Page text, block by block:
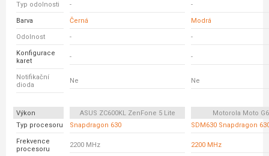
Typ odolnosti - -
Barva Černá Modrá
Odolnost - -
Konfigurace
karet
- -
Notifikační
dioda
Ne Ne
Výkon ASUS ZC600KL ZenFone 5 Lite
Motorola Moto
Typ procesoru
Snapdragon 630 SDM630 Snapdragon
Frekvence
procesoru
2200 MHz 2200 MHz